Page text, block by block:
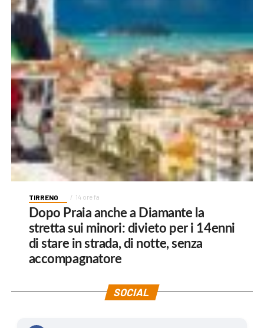
TIRRENO 14 ore fa
Dopo Praia anche a Diamante la
stretta sui minori: divieto per i 14enni
di stare in strada, di notte, senza
accompagnatore
SOCIAL